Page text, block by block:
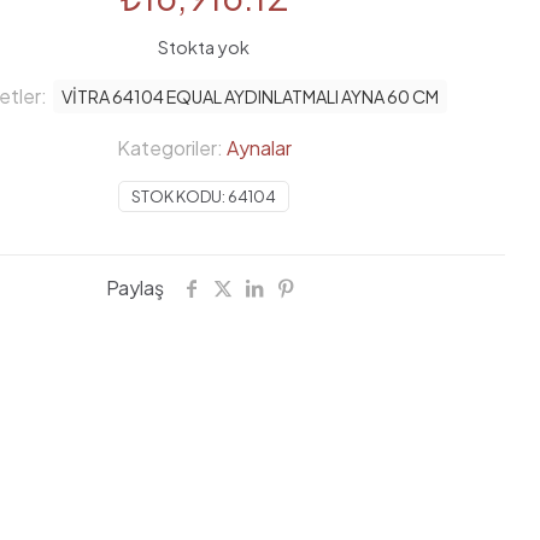
Stokta yok
STOK KODU: 64104
Kategoriler: Aynalar
VİTRA 64104 EQUAL AYDINLATMALI AYNA 60 CM
Paylaş